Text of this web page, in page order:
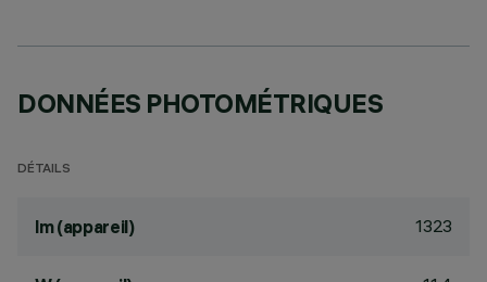
DONNÉES PHOTOMÉTRIQUES
DÉTAILS
lm (appareil) 1323